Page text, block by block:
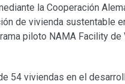
la Cooperación
de vivienda sustentable
piloto NAMA Facility de
54 viviendas en el